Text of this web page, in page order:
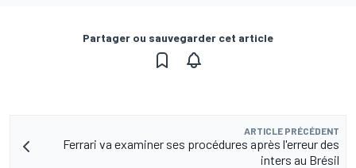
Partager ou sauvegarder cet article
ARTICLE PRÉCÉDENT
Ferrari va examiner ses procédures après l'erreur des
inters au Brésil